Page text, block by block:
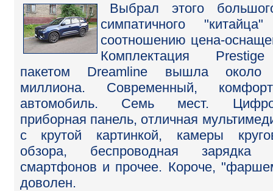
Выбрал этого
симпатичного
соотношению цена-
Комплектация
пакетом Dreamline вышла около
миллиона. Современный,
автомобиль. Семь мест.
приборная панель, отличная
с крутой картинкой, камеры
обзора, беспроводная зарядка
смартфонов и прочее. Короче,
доволен.